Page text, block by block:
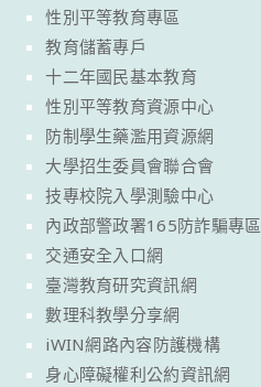
性別平等教育專區
教育儲蓄專戶
十二年國民基本教育
性別平等教育資源中心
防制學生藥濫用資源網
大學招生委員會聯合會
技專校院入學測驗中心
內政部警政署165防詐騙專區
交通安全入口網
臺灣教育研究資訊網
數理科教學分享網
iWIN網路內容防護機構
身心障礙權利公約資訊網